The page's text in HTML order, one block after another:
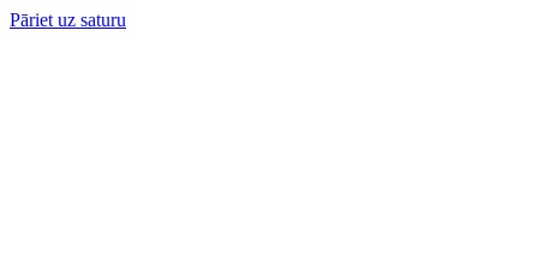
Pāriet uz saturu